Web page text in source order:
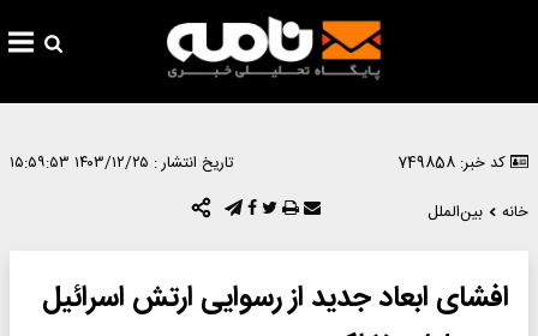
کد خبر: 749858 تاریخ انتشار : ۱۴۰۳/۱۲/۲۵ ۱۵:۵۹:۵۳
خانه
بین‌الملل
افشای ابعاد جدید از رسوایی ارتش اسرائیل